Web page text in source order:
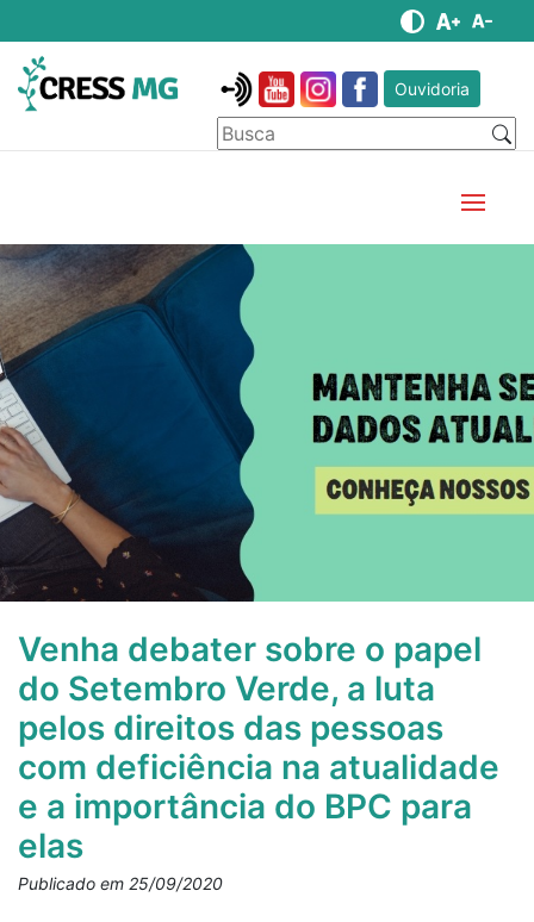
Ouvidoria
Venha debater sobre o papel
do Setembro Verde, a luta
pelos direitos das pessoas
com deficiência na atualidade
e a importância do BPC para
elas
Publicado em 25/09/2020